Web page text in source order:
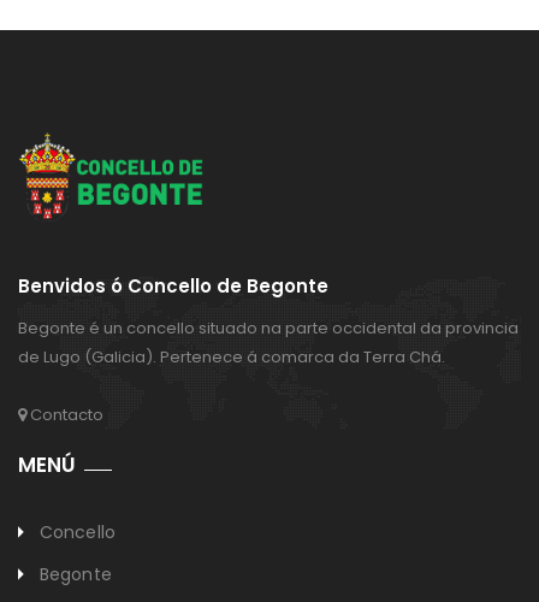
Benvidos ó Concello de Begonte
Begonte é un concello situado na parte occidental da provincia
de Lugo (Galicia). Pertenece á comarca da Terra Chá.
Contacto
MENÚ
Concello
Begonte